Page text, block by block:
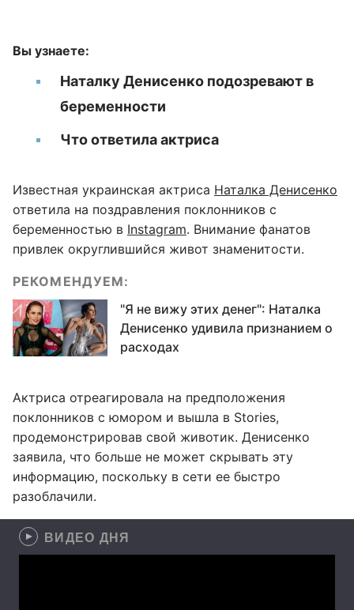
Вы узнаете:
Наталку Денисенко подозревают в
беременности
Что ответила актриса
Известная украинская актриса Наталка Денисенко
ответила на поздравления поклонников с
беременностью в Instagram. Внимание фанатов
привлек округлившийся живот знаменитости.
РЕКОМЕНДУЕМ:
"Я не вижу этих денег": Наталка
Денисенко удивила признанием о
расходах
Актриса отреагировала на предположения
поклонников с юмором и вышла в Stories,
продемонстрировав свой животик. Денисенко
заявила, что больше не может скрывать эту
информацию, поскольку в сети ее быстро
разоблачили.
ВИДЕО ДНЯ